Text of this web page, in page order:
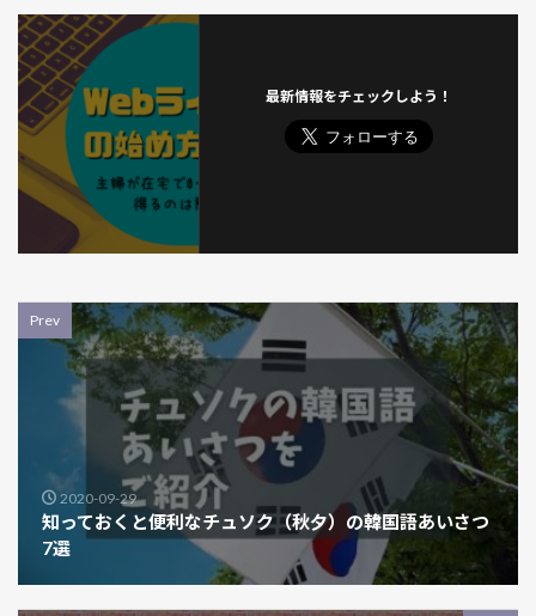
最新情報をチェックしよう！
Prev
2020-09-29
知っておくと便利なチュソク（秋夕）の韓国語あいさつ
7選